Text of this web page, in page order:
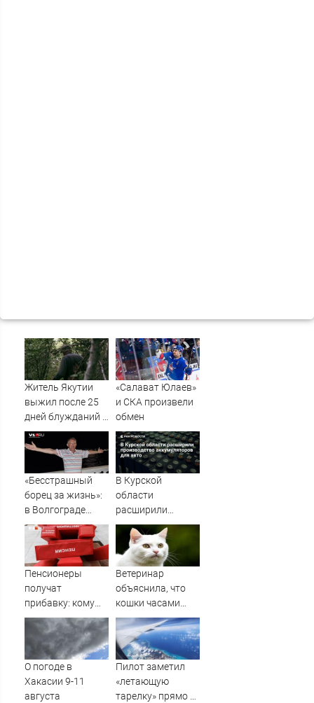
Житель Якутии
выжил после 25
дней блужданий в
тайге
«Салават Юлаев»
и СКА произвели
обмен
«Бесстрашный
борец за жизнь»:
в Волгограде
прощаются с
анестезиологом-
реаниматолог
высшей
В Курской
области
расширили
производство
аккумуляторов
для авто
Пенсионеры
получат
прибавку: кому
придут
дополнительные
выплаты с 1
сентября
Ветеринар
объяснила, что
кошки часами
смотрят в пустые
углы не из-за
призраков
О погоде в
Хакасии 9-11
августа
Пилот заметил
«летающую
тарелку» прямо у